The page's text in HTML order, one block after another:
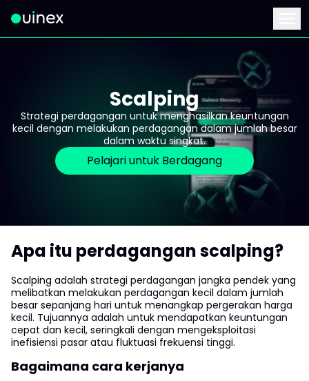
Ini adalah logo dan jika diklik akan mengarahkan Anda ke
Scalping
Strategi perdagangan untuk menghasilkan keuntungan
kecil dengan melakukan perdagangan dalam jumlah besar
dalam waktu singkat.
Pelajari untuk Berdagang
Apa itu perdagangan scalping?
Scalping adalah strategi perdagangan jangka pendek yang
melibatkan melakukan perdagangan kecil dalam jumlah
besar sepanjang hari untuk menangkap pergerakan harga
kecil. Tujuannya adalah untuk mendapatkan keuntungan
cepat dan kecil, seringkali dengan mengeksploitasi
inefisiensi pasar atau fluktuasi frekuensi tinggi.
Bagaimana cara kerjanya